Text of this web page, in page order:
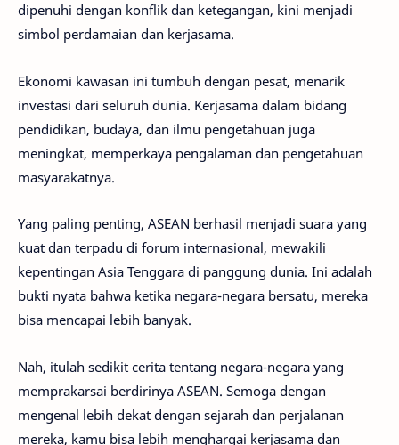
dipenuhi dengan konflik dan ketegangan, kini menjadi
simbol perdamaian dan kerjasama.
Ekonomi kawasan ini tumbuh dengan pesat, menarik
investasi dari seluruh dunia. Kerjasama dalam bidang
pendidikan, budaya, dan ilmu pengetahuan juga
meningkat, memperkaya pengalaman dan pengetahuan
masyarakatnya.
Yang paling penting, ASEAN berhasil menjadi suara yang
kuat dan terpadu di forum internasional, mewakili
kepentingan Asia Tenggara di panggung dunia. Ini adalah
bukti nyata bahwa ketika negara-negara bersatu, mereka
bisa mencapai lebih banyak.
Nah, itulah sedikit cerita tentang negara-negara yang
memprakarsai berdirinya ASEAN. Semoga dengan
mengenal lebih dekat dengan sejarah dan perjalanan
mereka, kamu bisa lebih menghargai kerjasama dan